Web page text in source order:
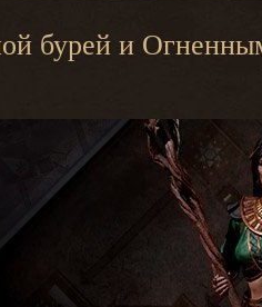
бурей и